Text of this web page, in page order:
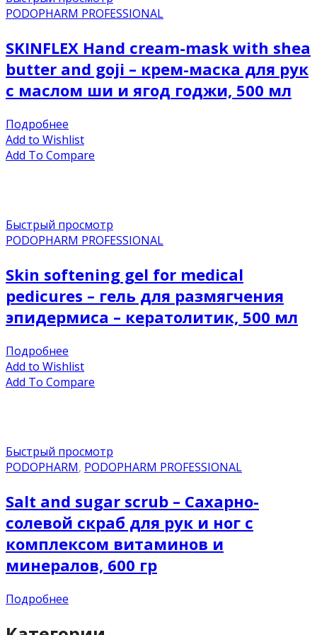
PODOPHARM PROFESSIONAL
SKINFLEX Hand cream-mask with shea
butter and goji – крем-маска для рук
с маслом ши и ягод годжи, 500 мл
Подробнее
Add to Wishlist
Add To Compare
Быстрый просмотр
PODOPHARM PROFESSIONAL
Skin softening gel for medical
pedicures – гель для размягчения
эпидермиса – кератолитик, 500 мл
Подробнее
Add to Wishlist
Add To Compare
Быстрый просмотр
PODOPHARM, PODOPHARM PROFESSIONAL
Salt and sugar scrub – Сахарно-
солевой скраб для рук и ног с
комплексом витаминов и
минералов, 600 гр
Подробнее